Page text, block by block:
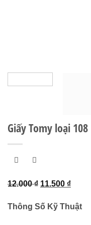
Giấy Tomy loại 108
12.000₫ Giá
là:
11.500 ₫Giá
tại
Thông Số Kỹ Thuật